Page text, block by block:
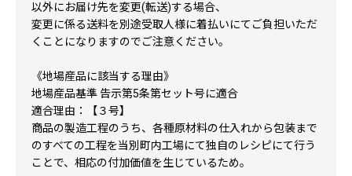
以外にお届け先を変更(転送)する場合、
変更に係る送料を別途受取人様に着払いにてご負担いただ
くことになりますのでご注意ください。
《地場産品に該当する理由》
地場産品基準 告示第5条第セット号に適合
適合理由：【３号】
商品の製造工程のうち、各種原材料の仕入れから包装まで
のすべての工程を当別町内工場にて独自のレシピにて行う
ことで、相応の付加価値を生じているため。